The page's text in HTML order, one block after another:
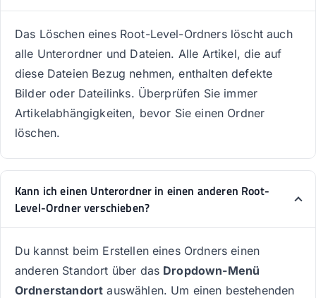
Das Löschen eines Root-Level-Ordners löscht auch
alle Unterordner und Dateien. Alle Artikel, die auf
diese Dateien Bezug nehmen, enthalten defekte
Bilder oder Dateilinks. Überprüfen Sie immer
Artikelabhängigkeiten, bevor Sie einen Ordner
löschen.
Kann ich einen Unterordner in einen anderen Root-
Level-Ordner verschieben?
Du kannst beim Erstellen eines Ordners einen
anderen Standort über das Dropdown-Menü
Ordnerstandort auswählen. Um einen bestehenden